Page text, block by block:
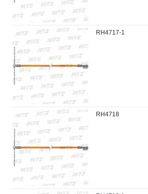
RH4717-1
RH4718